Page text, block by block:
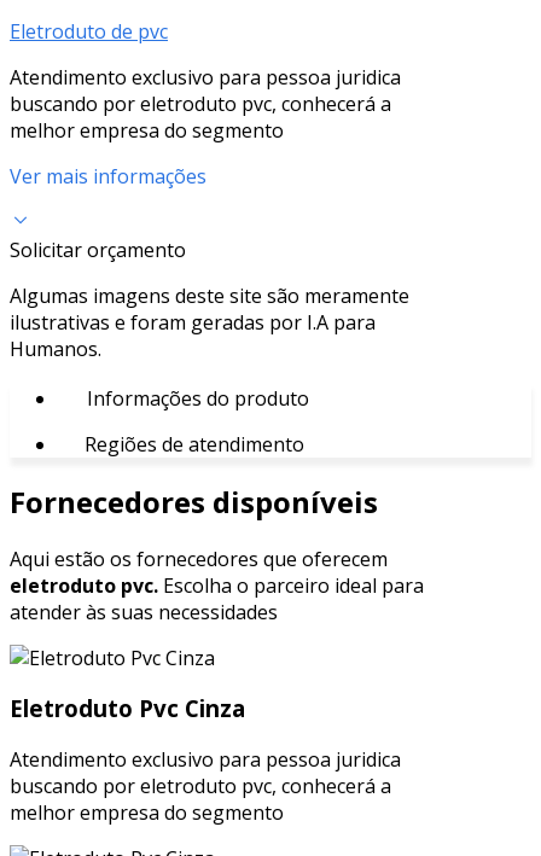
Eletroduto de pvc
Atendimento exclusivo para pessoa juridica
buscando por eletroduto pvc, conhecerá a
melhor empresa do segmento
Ver mais informações
Solicitar orçamento
Algumas imagens deste site são meramente
ilustrativas e foram geradas por I.A para
Humanos.
Informações do produto
Regiões de atendimento
Fornecedores disponíveis
Aqui estão os fornecedores que oferecem
eletroduto pvc. Escolha o parceiro ideal para
atender às suas necessidades
Eletroduto Pvc Cinza
Atendimento exclusivo para pessoa juridica
buscando por eletroduto pvc, conhecerá a
melhor empresa do segmento